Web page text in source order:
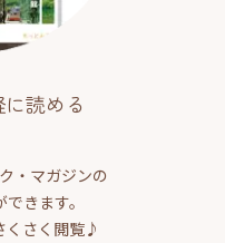
読める
・マガジンの
きます。
くさく閲覧♪